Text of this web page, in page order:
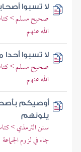
لا تسبوا
صحيح مسلم >
الله عنهم
لا تسبوا
صحيح مسلم >
الله عنهم
أوصيكم
يلونهم
سنن الترمذي >
جاء في لزوم الجماعة